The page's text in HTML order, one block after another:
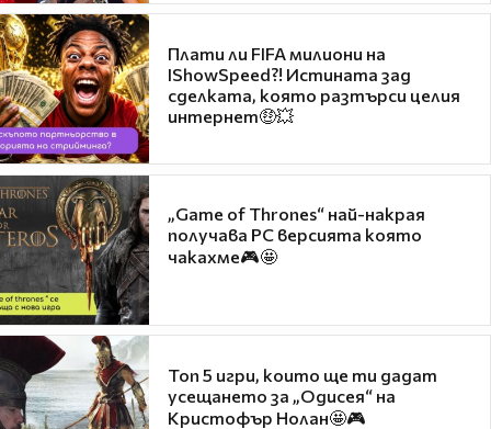
Плати ли FIFA милиони на
IShowSpeed?! Истината зад
сделката, която разтърси целия
интернет🤑💥
„Game of Thrones“ най-накрая
получава PC версията която
чакахме🎮🤩
Топ 5 игри, които ще ти дадат
усещането за „Одисея“ на
Кристофър Нолан🤩🎮